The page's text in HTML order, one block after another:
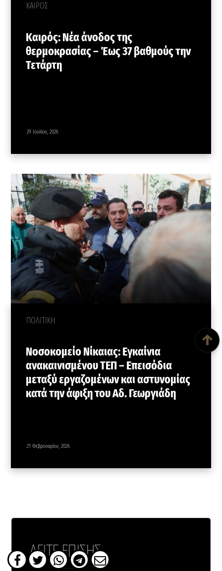
ΚΑΙΡΟΣ
Καιρός: Νέα άνοδος της
θερμοκρασίας – Έως 37 βαθμούς την
Τετάρτη
29 Ιουλίου, 2026
ΠΟΛΙΤΙΚΗ
Νοσοκομείο Νίκαιας: Εγκαίνια
ανακαινισμένου ΤΕΠ – Επεισόδια
μεταξύ εργαζομένων και αστυνομίας
κατά την άφιξη του Αδ. Γεωργιάδη
21 Φεβρουαρίου, 2026
ΔΕΙΤΕ ΕΠΙΣΗΣ
↑